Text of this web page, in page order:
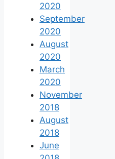
2020
September
2020
August
2020
March
2020
November
2018
August
2018
June